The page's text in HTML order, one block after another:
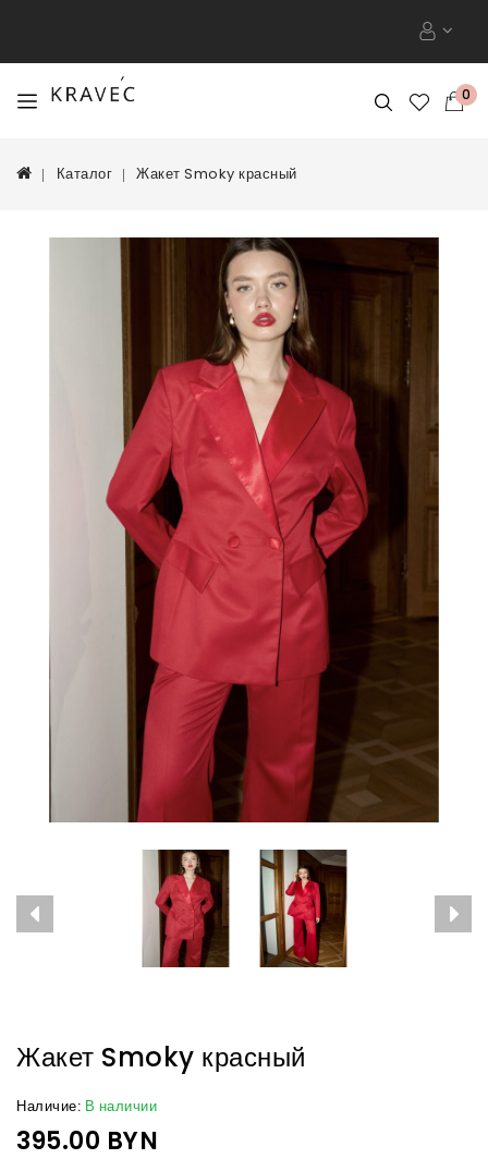
0
Каталог Жакет Smoky красный
Жакет Smoky красный
Наличие: В наличии
395.00 BYN